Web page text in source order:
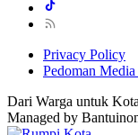
Privacy Policy
Pedoman
Dari Warga untuk
Managed by